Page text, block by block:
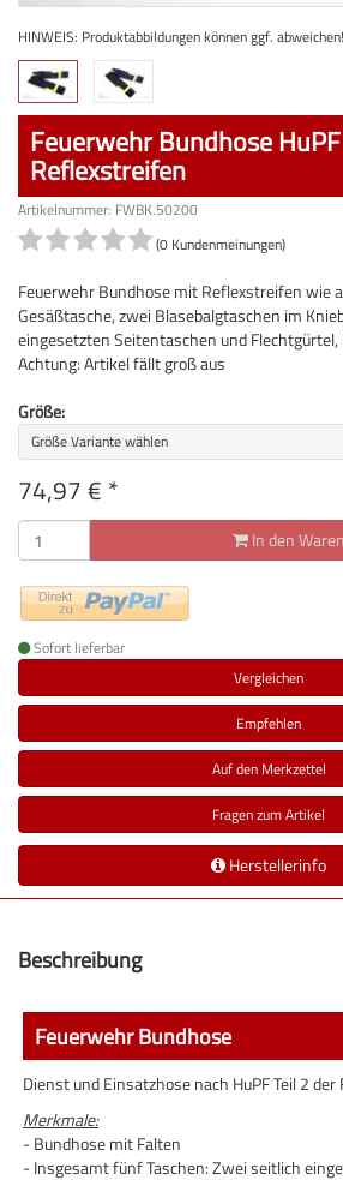
HINWEIS: Produktabbildungen können ggf. abweichen!
Feuerwehr Bundhose
Reflexstreifen
Artikelnummer: FWBK.50200
(0 Kundenmeinungen)
Feuerwehr Bundhose mit Reflexstreifen wie
Gesäßtasche, zwei Blasebalgtaschen im
eingesetzten Seitentaschen und Flechtgürtel,
Achtung: Artikel fällt groß aus
Größe:
Größe Variante wählen
74,97€ *
In den
Sofort lieferbar
Vergleichen
Empfehlen
Auf den Merkzettel
Fragen zum Artikel
Herstellerinfo
Beschreibung
Feuerwehr Bundhose
Dienst und Einsatzhose nach HuPF Teil 2
Merkmale:
- Bundhose mit Falten
- Insgesamt fünf Taschen: Zwei seitlich